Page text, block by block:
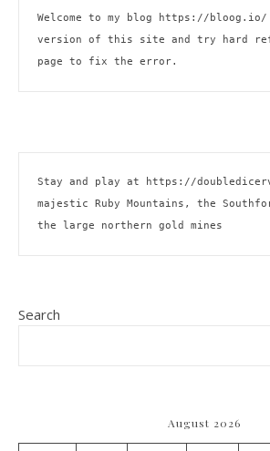
Welcome to my blog https://bloog.io/
version of this site and try hard
page to fix the error.
Stay and play at https://
majestic Ruby Mountains, the
the large northern gold mines
Search
August 2026